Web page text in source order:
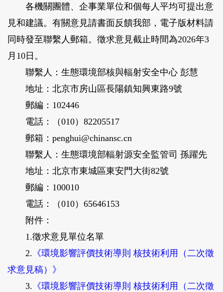
各機關團體、企事業單位和個每人平均可提出意
見和建議。有關意見請書面反饋我部，電子版材料請
同時發至聯繫人郵箱。徵求意見截止時間為2026年3
月10日。
聯繫人：生態環境部核與輻射安全中心 彭慧
地址：北京市房山區長陽鎮知興東路9號
郵編：102446
電話：（010）82205517
郵箱：penghui@chinansc.cn
聯繫人：生態環境部輻射源安全監管司 孫躍先
地址：北京市東城區東安門大街82號
郵編：100010
電話：（010）65646153
附件：
1.徵求意見單位名單
2. 《環境影響評價技術導則 核技術利用（二次徵
求意見稿）》
3. 《環境影響評價技術導則 核技術利用（二次徵